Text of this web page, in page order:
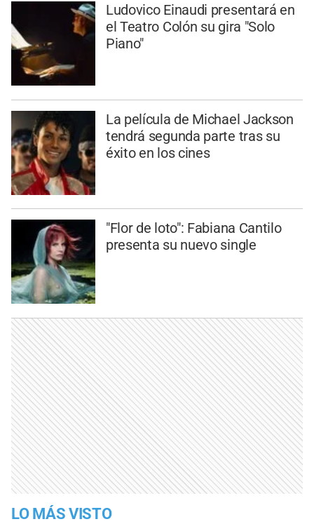
Ludovico Einaudi presentará en
el Teatro Colón su gira "Solo
Piano"
La película de Michael Jackson
tendrá segunda parte tras su
éxito en los cines
"Flor de loto": Fabiana Cantilo
presenta su nuevo single
LO MÁS VISTO